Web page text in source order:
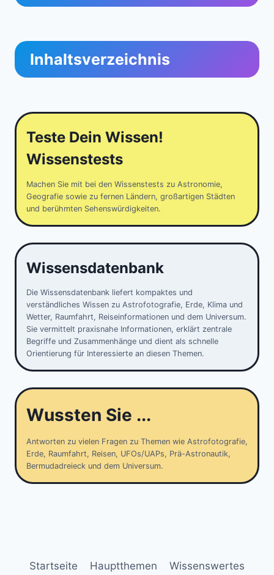
Inhaltsverzeichnis
Teste Dein Wissen!
Wissenstests
Machen Sie mit bei den Wissenstests zu Astronomie,
Geografie sowie zu fernen Ländern, großartigen Städten
und berühmten Sehenswürdigkeiten.
Wissensdatenbank
Die Wissensdatenbank liefert kompaktes und
verständliches Wissen zu Astrofotografie, Erde, Klima und
Wetter, Raumfahrt, Reiseinformationen und dem Universum.
Sie vermittelt praxisnahe Informationen, erklärt zentrale
Begriffe und Zusammenhänge und dient als schnelle
Orientierung für Interessierte an diesen Themen.
Wussten Sie ...
Antworten zu vielen Fragen zu Themen wie Astrofotografie,
Erde, Raumfahrt, Reisen, UFOs/UAPs, Prä-Astronautik,
Bermudadreieck und dem Universum.
Startseite Hauptthemen Wissenswertes